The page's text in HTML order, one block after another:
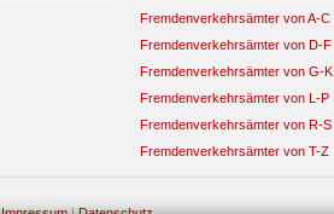
Fremdenverkehrsämter von A-C
Fremdenverkehrsämter von D-F
Fremdenverkehrsämter von G-K
Fremdenverkehrsämter von L-P
Fremdenverkehrsämter von R-S
Fremdenverkehrsämter von T-Z